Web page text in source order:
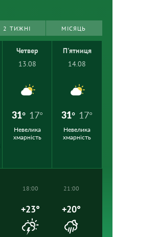
2 ТИЖНІ МІСЯЦЬ
Четвер
13.08
31° 17°
Невелика
хмарність
П'ятниця
14.08
31° 17°
Невелика
хмарність
18:00
+23°
21:00
+20°